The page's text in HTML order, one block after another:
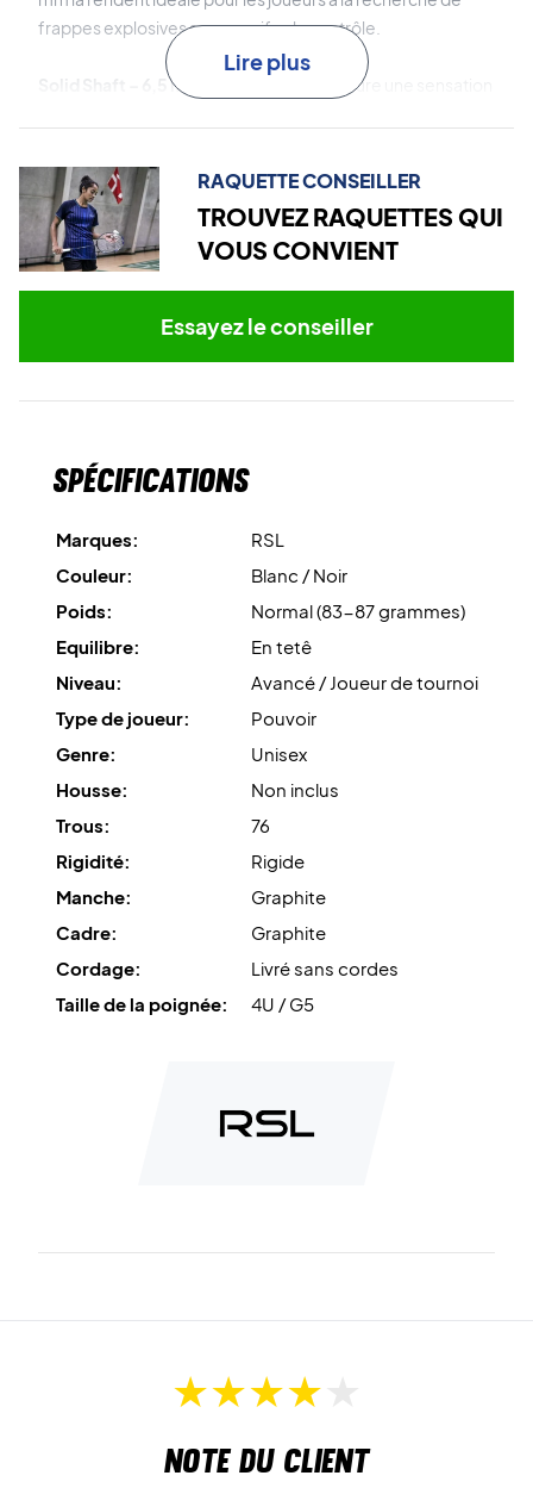
frappes explosives sans sacrifier le contrôle.
Solid Shaft – 6,5 mm
: son manche fin assure une sensation
Foam Injected Frame
réduire considérablement les vibrations et améliorer le
confort et le toucher.
Power Box Frame avec graphite M46+M40X
solide et stable qui améliore le transfert d’énergie et la
Livrée non cordée. Nous vous recommandons d'ajouter un
potentiel de la raquette.
recommandons un cordage avec Ashaway Zymax 68 TX à
10,5 kg de tension.
Livrée sans housse.
Lire plus
RAQUETTE CONSEILLER
TROUVEZ RAQUETTES QUI
VOUS CONVIENT
Essayez le conseiller
Spécifications
Marques:
RSL
Couleur:
Blanc / Noir
Poids:
Normal (83-87 grammes)
Equilibre:
En tetê
Niveau:
Avancé / Joueur de tournoi
Type de joueur:
Pouvoir
Genre:
Unisex
Housse:
Non inclus
Trous:
76
Rigidité:
Rigide
Manche:
Graphite
Cadre:
Graphite
Cordage:
Livré sans cordes
Taille de la poignée:
4U / G5
Note du client